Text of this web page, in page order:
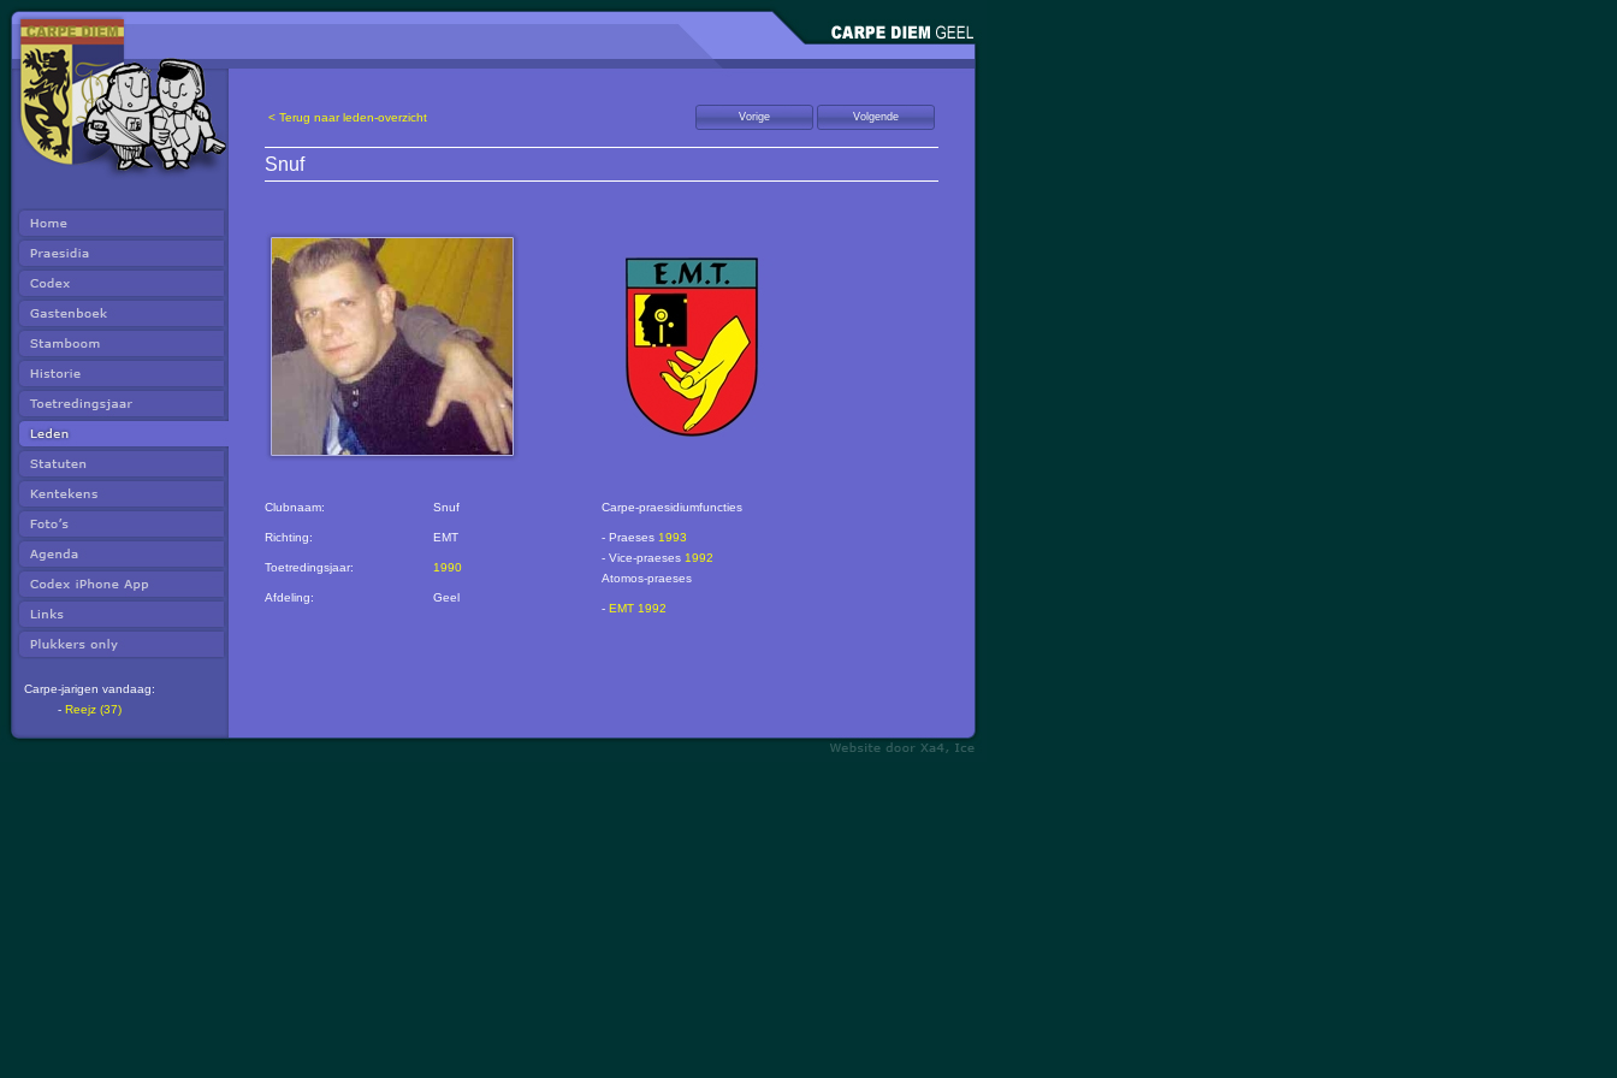
Carpe-jarigen vandaag:
- Reejz (37)
< Terug naar leden-overzicht
Snuf
Clubnaam: Snuf
Richting: EMT
Toetredingsjaar: 1990
Afdeling: Geel
Carpe-praesidiumfuncties
- Praeses 1993
- Vice-praeses 1992
Atomos-praeses
- EMT 1992